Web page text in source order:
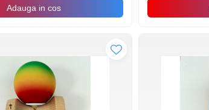
Adauga in cos